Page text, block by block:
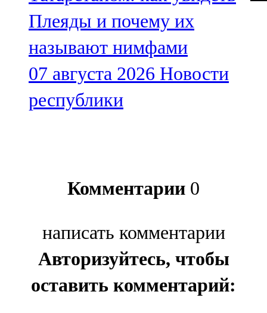
Плеяды и почему их
называют нимфами
07 августа 2026 Новости
республики
Комментарии 0
написать комментарии
Авторизуйтесь, чтобы
оставить комментарий: